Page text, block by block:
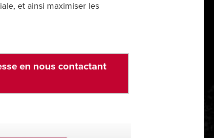
et ainsi maximiser les
en nous contactant